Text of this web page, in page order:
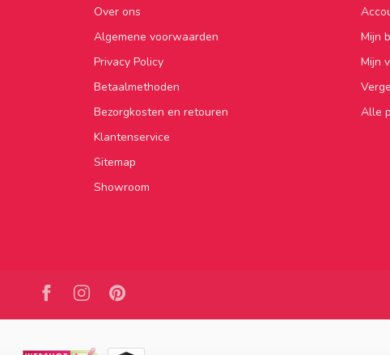
Over ons
Algemene voorwaarden
Privacy Policy
Betaalmethoden
Bezorgkosten en retouren
Klantenservice
Sitemap
Showroom
Mijn
Mijn
Alle